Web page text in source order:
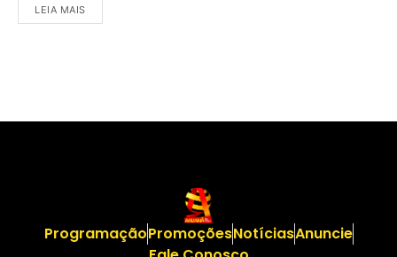
LEIA MAIS
ProgramaçãoPromoçõesNotíciasAnuncie